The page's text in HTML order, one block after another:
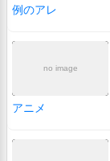
例のアレ
no image
アニメ